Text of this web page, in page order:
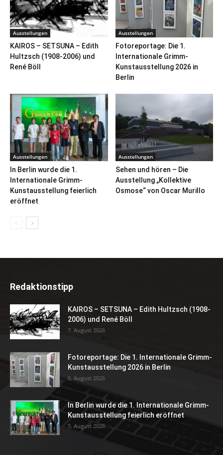
Ausstellungen
KAIROS – SETSUNA – Edith
Hultzsch (1908-2006) und
René Böll
Ausstellungen
Fotoreportage: Die 1.
Internationale Grimm-
Kunstausstellung 2026 in
Berlin
Ausstellungen
In Berlin wurde die 1.
Internationale Grimm-
Kunstausstellung feierlich
eröffnet
Ausstellungen
Sehen und hören – Die
Ausstellung „Kollektive
Osmose“ von Oscar Murillo
Redaktionstipp
KAIROS – SETSUNA – Edith Hultzsch (1908-
2006) und René Böll
7. August 2026
Fotoreportage: Die 1. Internationale Grimm-
Kunstausstellung 2026 in Berlin
6. August 2026
In Berlin wurde die 1. Internationale Grimm-
Kunstausstellung feierlich eröffnet
5. August 2026